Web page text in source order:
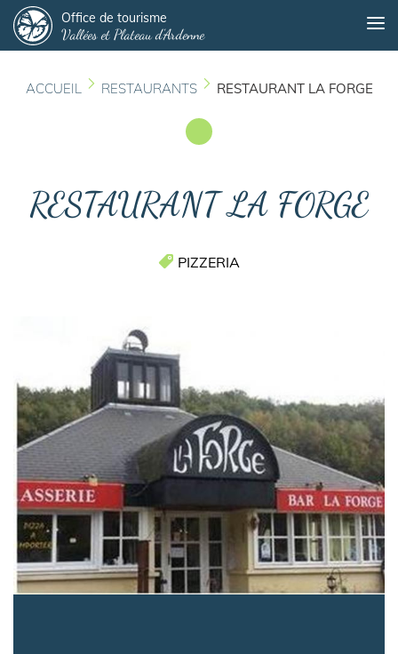
au
contenu
principal
Office de tourisme
Vallées et Plateau d'Ardenne
ACCUEIL RESTAURANTS RESTAURANT LA FORGE
RESTAURANT LA FORGE
PIZZERIA
Panneau de gestion des cookies